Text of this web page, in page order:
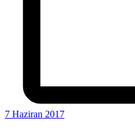
7 Haziran 2017